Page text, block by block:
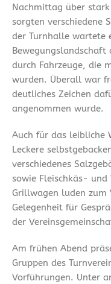
Nachmittag über
sorgten verschiedene
der Turnhalle wartete
durch Fahrzeuge, die
wurden. Überall war
deutliches Zeichen
angenommen wurde.
Auch für das leibliche
Leckere
verschiedenes
sowie Fleischkäs-
Grillwagen luden zum
Gelegenheit für
der
Am frühen Abend
Gruppen des
Vorführungen. Unter